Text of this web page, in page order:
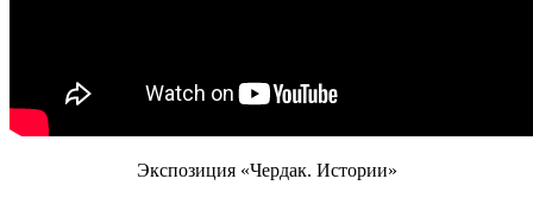
Экспозиция «Чердак. Истории»